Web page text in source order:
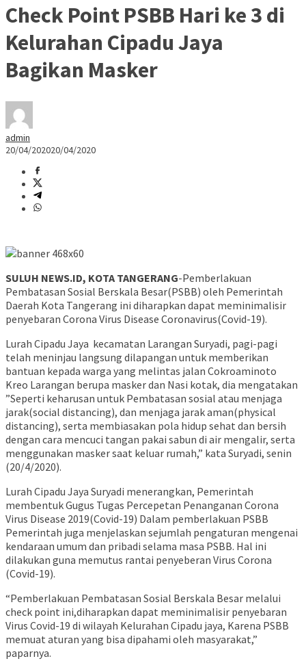
Check Point PSBB Hari ke 3 di
Kelurahan Cipadu Jaya
Bagikan Masker
admin
20/04/202020/04/2020
SULUH NEWS.ID, KOTA TANGERANG-Pemberlakuan
Pembatasan Sosial Berskala Besar(PSBB) oleh Pemerintah
Daerah Kota Tangerang ini diharapkan dapat meminimalisir
penyebaran Corona Virus Disease Coronavirus(Covid-19).
Lurah Cipadu Jaya kecamatan Larangan Suryadi, pagi-pagi
telah meninjau langsung dilapangan untuk memberikan
bantuan kepada warga yang melintas jalan Cokroaminoto
Kreo Larangan berupa masker dan Nasi kotak, dia mengatakan
”Seperti keharusan untuk Pembatasan sosial atau menjaga
jarak(social distancing), dan menjaga jarak aman(physical
distancing), serta membiasakan pola hidup sehat dan bersih
dengan cara mencuci tangan pakai sabun di air mengalir, serta
menggunakan masker saat keluar rumah,” kata Suryadi, senin
(20/4/2020).
Lurah Cipadu Jaya Suryadi menerangkan, Pemerintah
membentuk Gugus Tugas Percepetan Penanganan Corona
Virus Disease 2019(Covid-19) Dalam pemberlakuan PSBB
Pemerintah juga menjelaskan sejumlah pengaturan mengenai
kendaraan umum dan pribadi selama masa PSBB. Hal ini
dilakukan guna memutus rantai penyeberan Virus Corona
(Covid-19).
“Pemberlakuan Pembatasan Sosial Berskala Besar melalui
check point ini,diharapkan dapat meminimalisir penyebaran
Virus Covid-19 di wilayah Kelurahan Cipadu jaya, Karena PSBB
memuat aturan yang bisa dipahami oleh masyarakat,”
paparnya.